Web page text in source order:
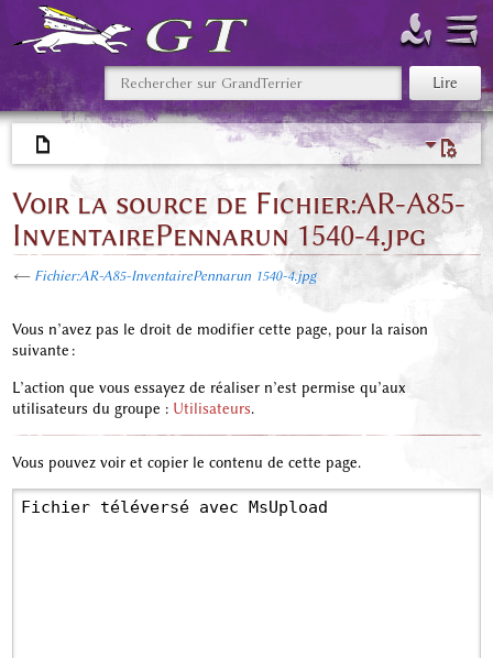
Voir la source de Fichier:AR-A85-
InventairePennarun 1540-4.jpg
← Fichier:AR-A85-InventairePennarun 1540-4.jpg
Vous n’avez pas le droit de modifier cette page, pour la raison
suivante :
L’action que vous essayez de réaliser n’est permise qu’aux
utilisateurs du groupe : Utilisateurs.
Vous pouvez voir et copier le contenu de cette page.